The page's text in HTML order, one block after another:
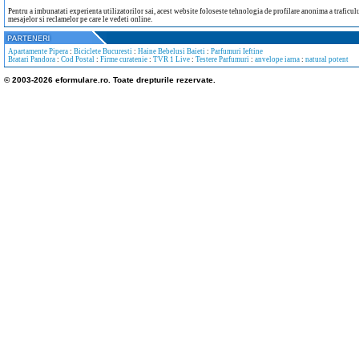
Pentru a imbunatati experienta utilizatorilor sai, acest website foloseste tehnologia de profilare anonima a
mesajelor si reclamelor pe care le vedeti online.
Apartamente Pipera : Biciclete Bucuresti : Haine Bebelusi Baieti : Parfumuri Ieftine
Bratari Pandora : Cod Postal : Firme curatenie : TVR 1 Live : Testere Parfumuri : anvelope iarna : natural potent
© 2003-2026 eformulare.ro. Toate drepturile rezervate.